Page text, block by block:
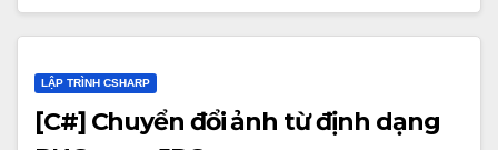
LẬP TRÌNH CSHARP
[C#] Chuyển đổi ảnh từ định dạng